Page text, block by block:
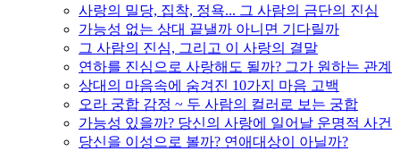
사랑의 밀당, 집착, 정욕... 그 사람의 금단의 진심
가능성 없는 상대 끝낼까 아니면 기다릴까
그 사람의 진심, 그리고 이 사랑의 결말
연하를 진심으로 사랑해도 될까? 그가 원하는 관계
상대의 마음속에 숨겨진 10가지 마음 고백
오라 궁합 감정 ~ 두 사람의 컬러로 보는 궁합
가능성 있을까? 당신의 사랑에 일어날 운명적 사건
당신을 이성으로 볼까? 연애대상이 아닐까?